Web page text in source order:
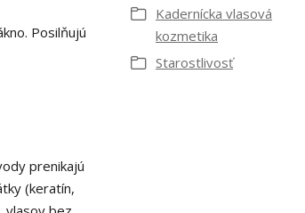
Posilňujú
prenikajú
(keratín,
Kadernícka vlasová
kozmetika
Starostlivosť